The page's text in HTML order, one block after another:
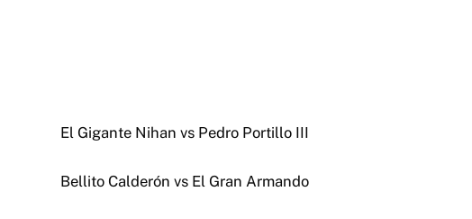
El Gigante Nihan vs Pedro Portillo III
Bellito Calderón vs El Gran Armando